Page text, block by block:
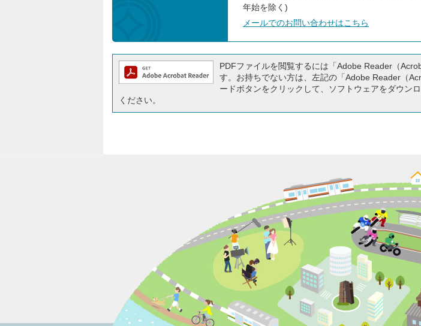
年始を除く)
メールでのお問い合わせはこちら
PDFファイルを閲覧するには「Adobe Reader（
す。お持ちでない方は、左記の「Adobe Reader（
ードボタンをクリックして、ソフトウェアをダウン
ください。